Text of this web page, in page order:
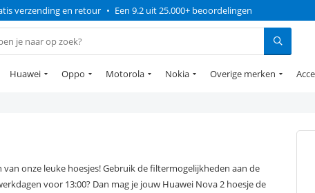
verzending en retour • Een 9.2 uit 25.000+ beoordelingen
Huawei Oppo Motorola Nokia Overige merken
onze leuke hoesjes! Gebruik de filtermogelijkheden aan de
voor 13:00? Dan mag je jouw Huawei Nova 2 hoesje de